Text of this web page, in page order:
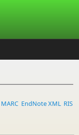
MARC EndNote XML RIS